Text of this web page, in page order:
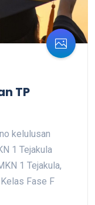
TP
kelulusan
1 Tejakula
1 Tejakula,
Fase F